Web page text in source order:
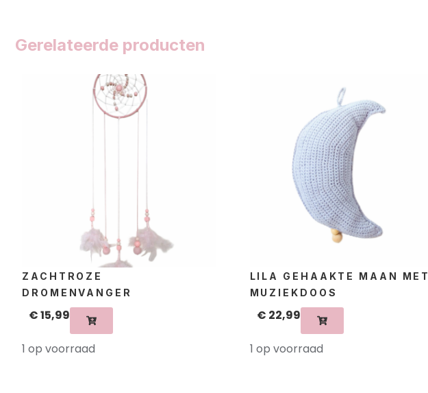
Gerelateerde producten
ZACHTROZE
DROMENVANGER
€15,99
1 op voorraad
LILA GEHAAKTE MAAN MET
MUZIEKDOOS
€ 22,99
1 op voorraad